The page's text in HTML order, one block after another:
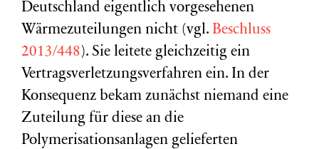
Deutschland eigentlich vorgesehenen
Wärmezuteilungen nicht (vgl. Beschluss
2013/448). Sie leitete gleichzeitig ein
Vertragsverletzungsverfahren ein. In der
Konsequenz bekam zunächst niemand eine
Zuteilung für diese an die
Polymerisationsanlagen gelieferten